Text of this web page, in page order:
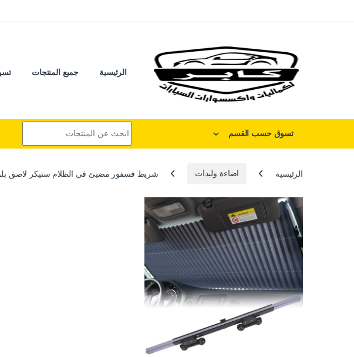
الرئيسية جميع المنتجات
تسوق حسب القسم
الرئيسية اضاءة وليدات شريط فسفور مضيئ في الظلام ستيكر لاصق بلون اخضر